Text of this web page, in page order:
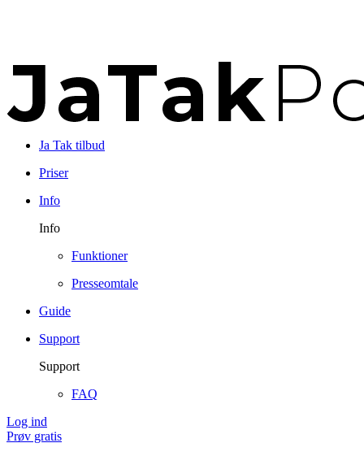
Ja Tak tilbud
Priser
Info
Info
Funktioner
Presseomtale
Guide
Support
Support
FAQ
Log ind
Prøv gratis